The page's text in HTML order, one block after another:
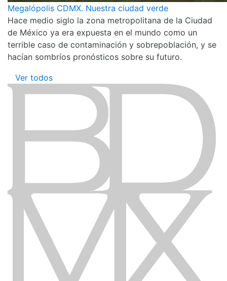
Megalópolis CDMX. Nuestra ciudad verde
Hace medio siglo la zona metropolitana de la Ciudad
de México ya era expuesta en el mundo como un
terrible caso de contaminación y sobrepoblación, y se
hacían sombríos pronósticos sobre su futuro.
Ver todos